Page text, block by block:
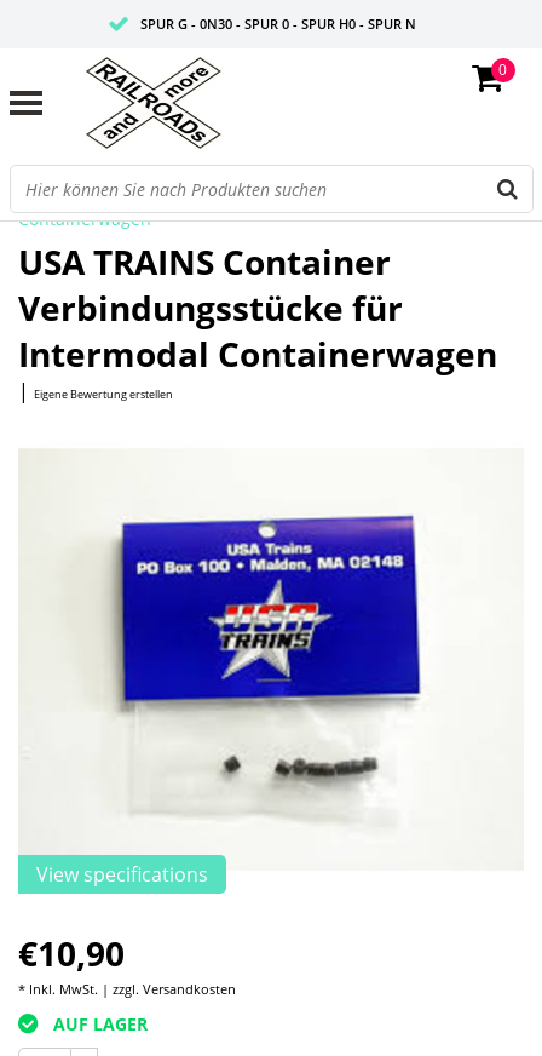
SPUR G - 0N30 - SPUR 0 - SPUR H0 - SPUR N
0
Startseite/Container Verbindungsstücke für Intermodal
Containerwagen
USA TRAINS Container
Verbindungsstücke für
Intermodal Containerwagen
| Eigene Bewertung erstellen
View specifications
€10,90
* Inkl. MwSt. | zzgl. Versandkosten
AUF LAGER